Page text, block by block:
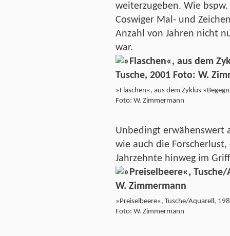
weiterzugeben. Wie
Coswiger Mal- und
Anzahl von Jahren nicht
war.
»Flaschen«, aus dem Zyklus
Foto: W. Zimmermann
Unbedingt erwähenswert
wie auch die
Jahrzehnte hinweg im
»Preiselbeere«, Tusche/Aquarell,
Foto: W. Zimmermann